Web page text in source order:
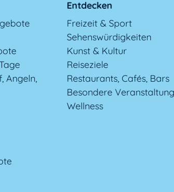
Angeln,
Entdecken
Freizeit & Sport
Sehenswürdigkeiten
Kunst & Kultur
Reiseziele
Restaurants, Cafés, Bars
Besondere
Wellness